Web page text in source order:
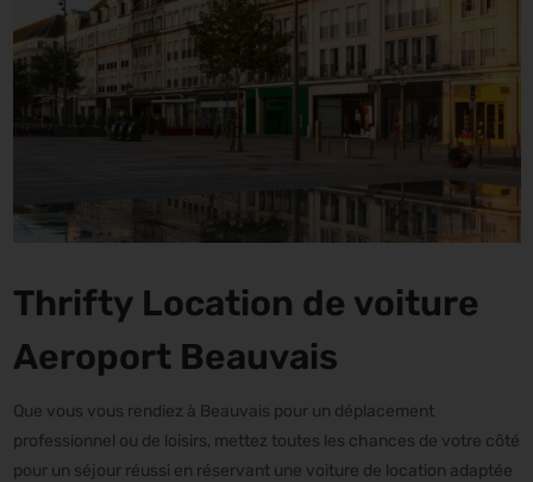
Thrifty Location de voiture
Aeroport Beauvais
Que vous vous rendiez à Beauvais pour un déplacement
professionnel ou de loisirs, mettez toutes les chances de votre côté
pour un séjour réussi en réservant une voiture de location adaptée